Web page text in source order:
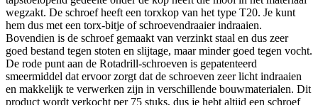
wegzakt. De schroef heeft een torxkop van het type T20. Je kunt
hem dus met een torx-bitje of schroevendraaier indraaien.
Bovendien is de schroef gemaakt van verzinkt staal en dus zeer
goed bestand tegen stoten en slijtage, maar minder goed tegen vocht.
De rode punt aan de Rotadrill-schroeven is gepatenteerd
smeermiddel dat ervoor zorgt dat de schroeven zeer licht indraaien
en makkelijk te verwerken zijn in verschillende bouwmaterialen. Dit
product wordt verkocht per 75 stuks, dus je hebt altijd een schroef